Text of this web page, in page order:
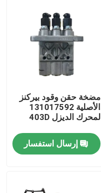
مضخة حقن وقود بيركنز
الأصلية 131017592
لمحرك الديزل 403D
إرسال استفسار